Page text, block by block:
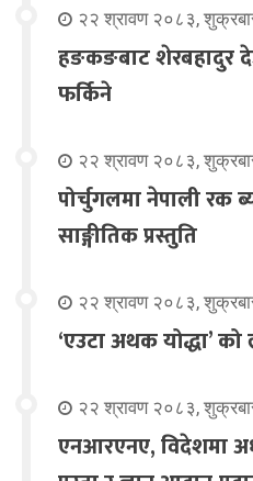
२२ श्रावण २०८३,
हङकङबाट शेरबहादुर
फर्किने
२२ श्रावण २०८३,
पोर्चुगलमा नेपाली रक
साङ्गीतिक प्रस्तुति
२२ श्रावण २०८३,
‘एउटा अथक योद्धा’ को
२२ श्रावण २०८३,
एनआरएनए, विदेशमा